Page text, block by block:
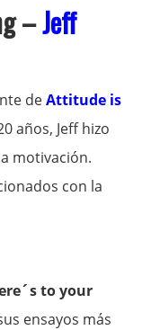
–Jeff
deAttitude is
años, Jeff hizo
motivación.
con la
to your
ensayos más